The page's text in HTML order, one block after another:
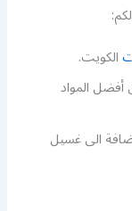
الكويت.
المواد
الى غسيل